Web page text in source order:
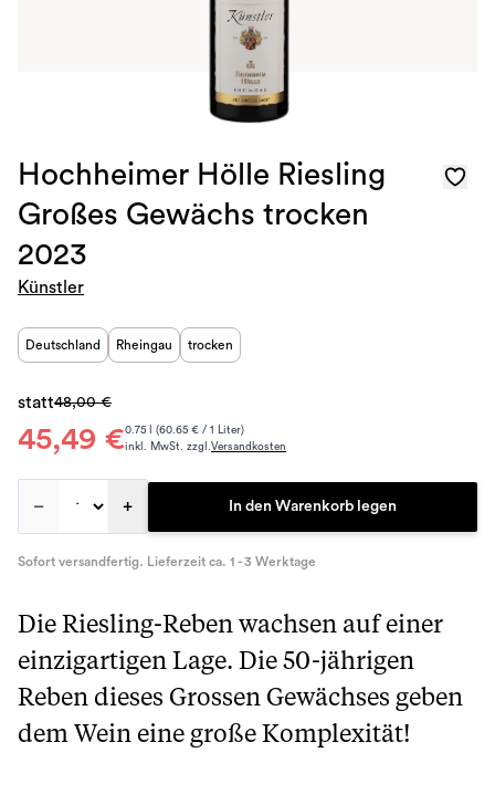
Hochheimer Hölle Riesling
Großes Gewächs trocken
2023
Künstler
Deutschland Rheingau trocken
45,49 €
statt48,00 €
0.75 l (60.65 € / 1 Liter)
inkl. MwSt. zzgl.Versandkosten
– + In den Warenkorb legen
Sofort versandfertig. Lieferzeit ca. 1 - 3 Werktage
Die Riesling-Reben wachsen auf einer
einzigartigen Lage. Die 50-jährigen
Reben dieses Grossen Gewächses geben
dem Wein eine große Komplexität!